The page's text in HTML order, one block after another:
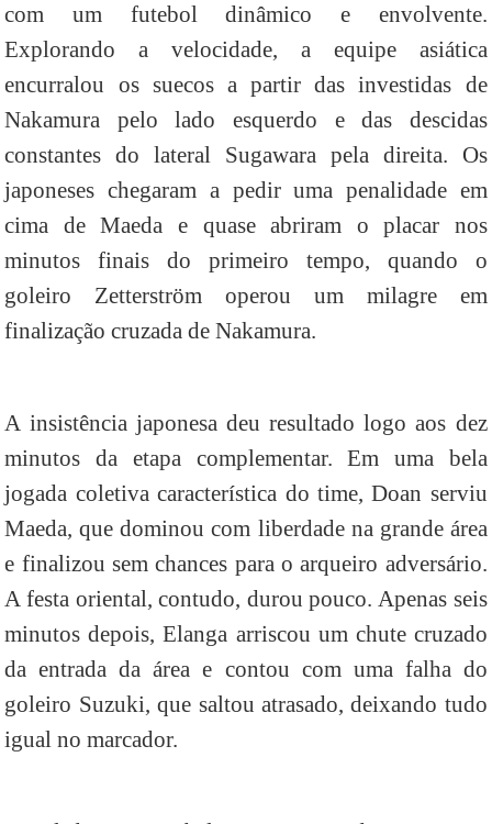
com um futebol dinâmico e envolvente.
Explorando a velocidade, a equipe asiática
encurralou os suecos a partir das investidas de
Nakamura pelo lado esquerdo e das descidas
constantes do lateral Sugawara pela direita. Os
japoneses chegaram a pedir uma penalidade em
cima de Maeda e quase abriram o placar nos
minutos finais do primeiro tempo, quando o
goleiro Zetterström operou um milagre em
finalização cruzada de Nakamura.
A insistência japonesa deu resultado logo aos dez
minutos da etapa complementar. Em uma bela
jogada coletiva característica do time, Doan serviu
Maeda, que dominou com liberdade na grande área
e finalizou sem chances para o arqueiro adversário.
A festa oriental, contudo, durou pouco. Apenas seis
minutos depois, Elanga arriscou um chute cruzado
da entrada da área e contou com uma falha do
goleiro Suzuki, que saltou atrasado, deixando tudo
igual no marcador.